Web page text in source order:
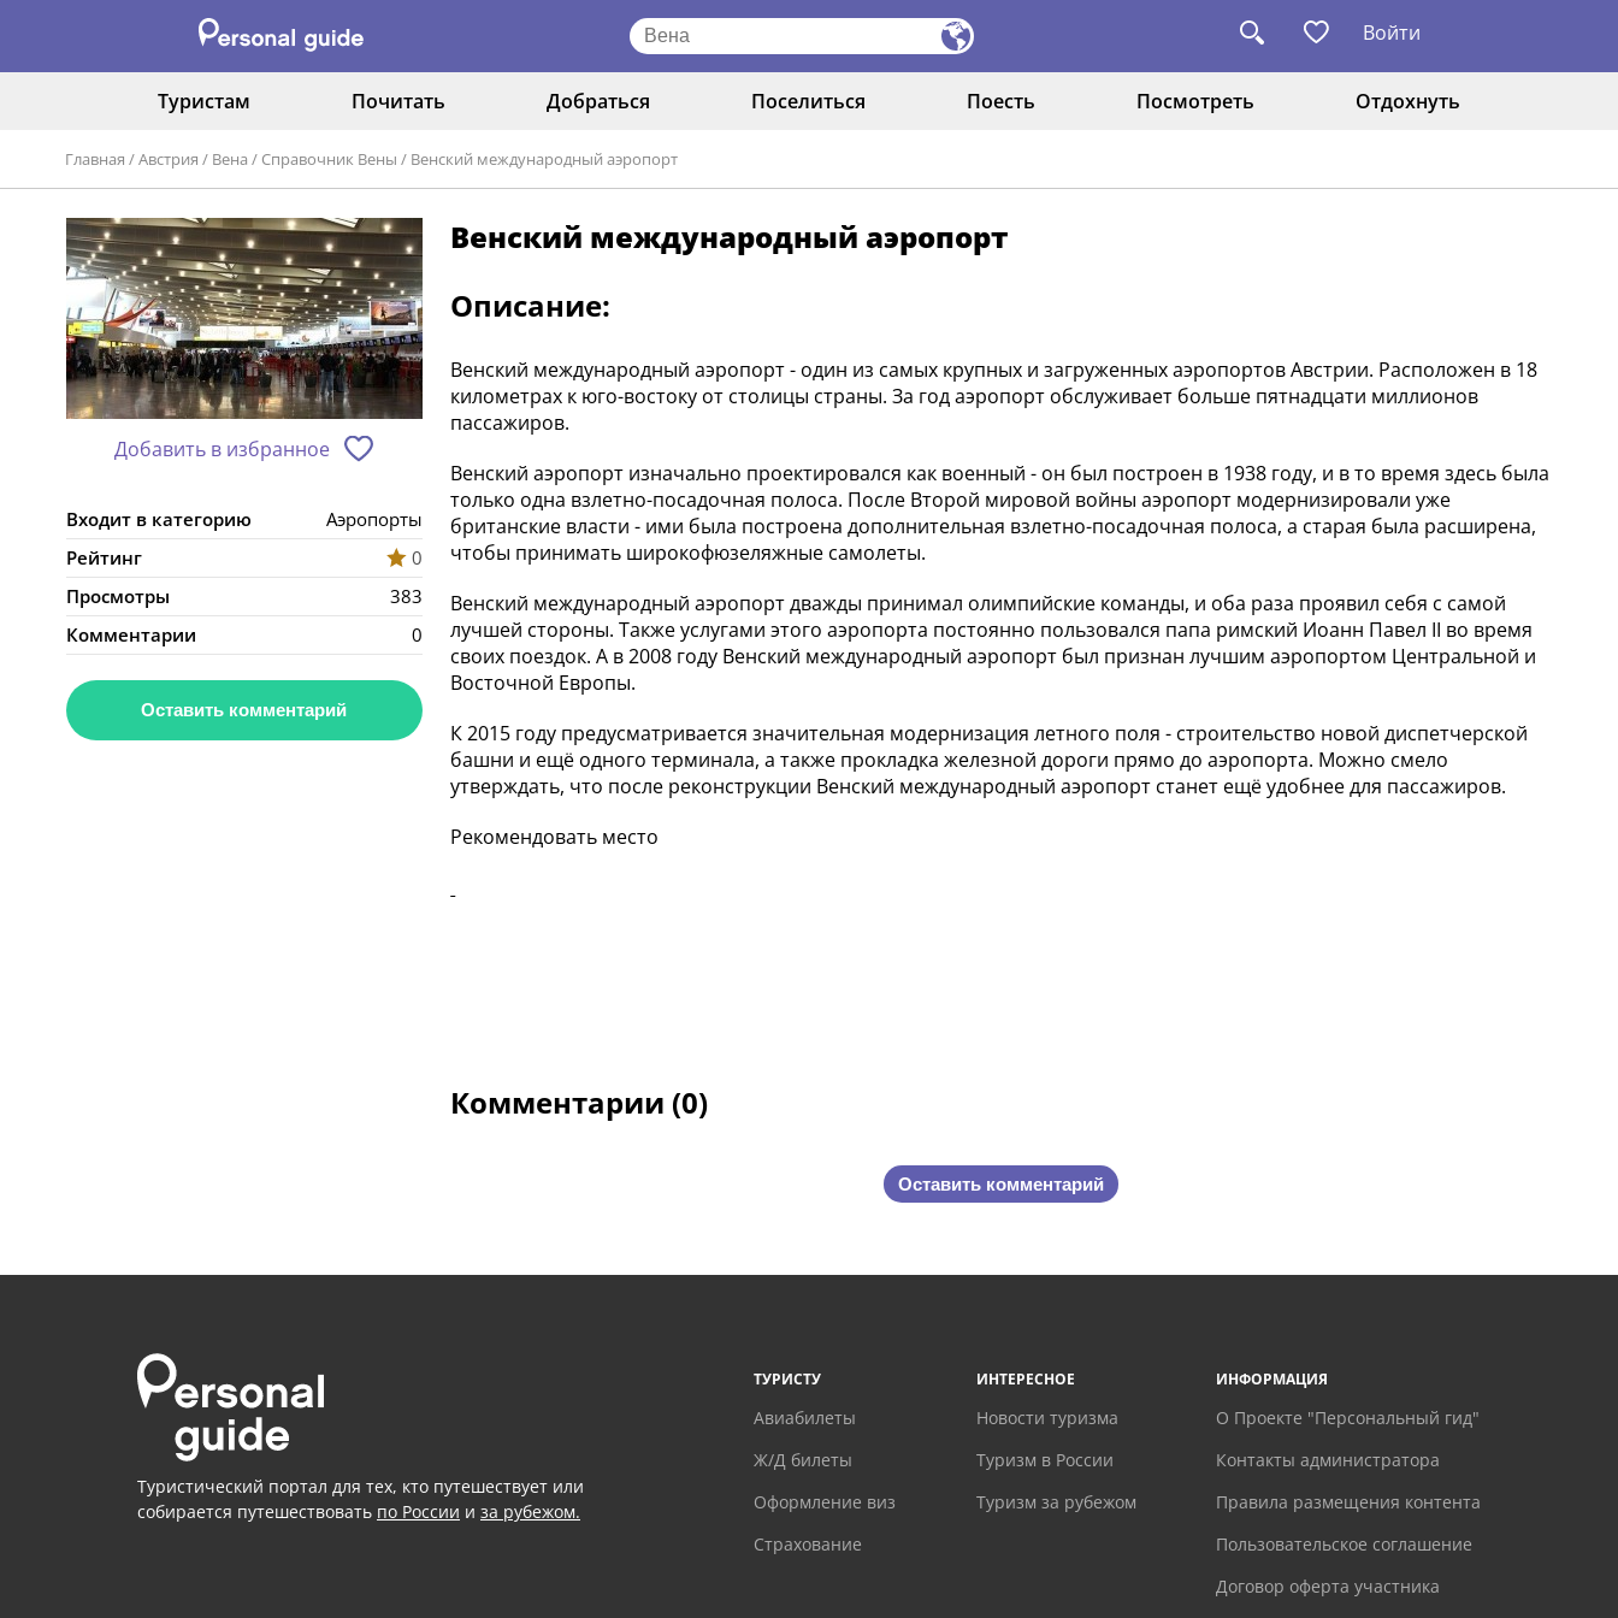
Войти
Туристам Почитать Добраться Поселиться Поесть Посмотреть Отдохнуть
Главная /Австрия / Вена / Справочник Вены / Венский международный аэропорт
Добавить в избранное
Входит в категорию
Аэропорты
Рейтинг
0
Просмотры
383
Комментарии
0
Оставить комментарий
Венский международный аэропорт
Описание:
Венский международный аэропорт - один из самых крупных и загруженных аэропортов Австрии. Расположен в 18
километрах к юго-востоку от столицы страны. За год аэропорт обслуживает больше пятнадцати миллионов
пассажиров.
Венский аэропорт изначально проектировался как военный - он был построен в 1938 году, и в то время здесь была
только одна взлетно-посадочная полоса. После Второй мировой войны аэропорт модернизировали уже
британские власти - ими была построена дополнительная взлетно-посадочная полоса, а старая была расширена,
чтобы принимать широкофюзеляжные самолеты.
Венский международный аэропорт дважды принимал олимпийские команды, и оба раза проявил себя с самой
лучшей стороны. Также услугами этого аэропорта постоянно пользовался папа римский Иоанн Павел II во время
своих поездок. А в 2008 году Венский международный аэропорт был признан лучшим аэропортом Центральной и
Восточной Европы.
К 2015 году предусматривается значительная модернизация летного поля - строительство новой диспетчерской
башни и ещё одного терминала, а также прокладка железной дороги прямо до аэропорта. Можно смело
утверждать, что после реконструкции Венский международный аэропорт станет ещё удобнее для пассажиров.
Рекомендовать место
Комментарии (0)
Оставить комментарий
Туристический портал для тех, кто путешествует или
собирается путешествовать по России и за рубежом.
ТУРИСТУ
Авиабилеты
Ж/Д билеты
Оформление виз
Страхование
ИНТЕРЕСНОЕ
Новости туризма
Туризм в России
Туризм за рубежом
ИНФОРМАЦИЯ
О Проекте "Персональный гид"
Контакты администратора
Правила размещения контента
Пользовательское соглашение
Договор оферта участника